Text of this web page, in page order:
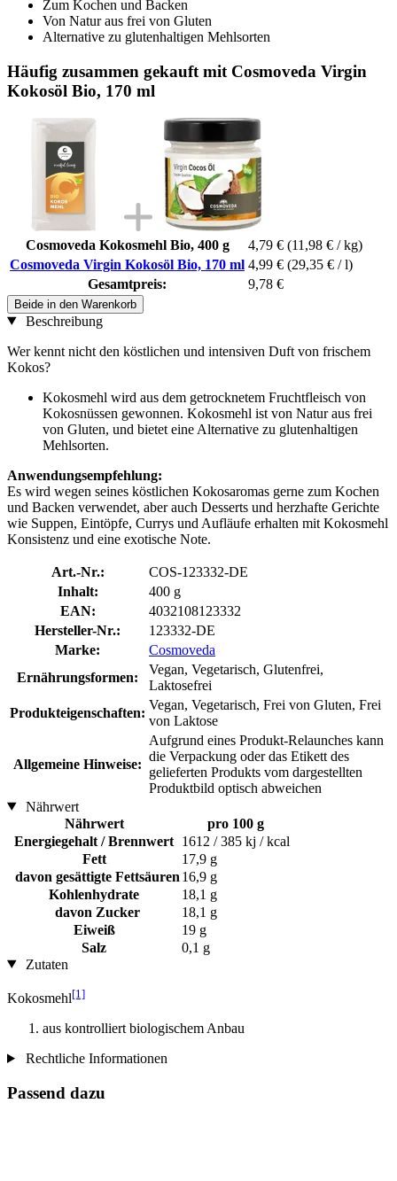
Zum Kochen und Backen
Von Natur aus frei von Gluten
Alternative zu glutenhaltigen Mehlsorten
Häufig zusammen gekauft mit Cosmoveda Virgin
Kokosöl Bio, 170 ml
Cosmoveda Kokosmehl Bio, 400 g 4,79 € (11,98 € / kg)
Cosmoveda Virgin Kokosöl Bio, 170 ml 4,99 € (29,35 € / l)
Gesamtpreis:
9,78 €
Beide in den Warenkorb
Beschreibung
Wer kennt nicht den köstlichen und intensiven Duft von frischem
Kokos?
Kokosmehl wird aus dem getrocknetem Fruchtfleisch von
Kokosnüssen gewonnen. Kokosmehl ist von Natur aus frei
von Gluten, und bietet eine Alternative zu glutenhaltigen
Mehlsorten.
Anwendungsempfehlung:
Es wird wegen seines köstlichen Kokosaromas gerne zum Kochen
und Backen verwendet, aber auch Desserts und herzhafte Gerichte
wie Suppen, Eintöpfe, Currys und Aufläufe erhalten mit Kokosmehl
Konsistenz und eine exotische Note.
Art.-Nr.:
COS-123332-DE
Inhalt:
400 g
EAN:
4032108123332
Hersteller-Nr.:
123332-DE
Marke:
Cosmoveda
Ernährungsformen:
Vegan, Vegetarisch, Glutenfrei,
Laktosefrei
Produkteigenschaften:
Vegan, Vegetarisch, Frei von Gluten, Frei
von Laktose
Allgemeine Hinweise:
Aufgrund eines Produkt-Relaunches kann
die Verpackung oder das Etikett des
gelieferten Produkts vom dargestellten
Produktbild optisch abweichen
Nährwert
Nährwert
pro 100 g
Energiegehalt / Brennwert 1612 / 385 kj / kcal
Fett
17,9 g
davon gesättigte Fettsäuren 16,9 g
Kohlenhydrate
18,1 g
davon Zucker
18,1 g
Eiweiß
19 g
Salz
0,1 g
Zutaten
Kokosmehl[1]
aus kontrolliert biologischem Anbau
Rechtliche Informationen
Passend dazu